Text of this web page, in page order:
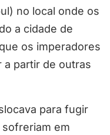
no local onde os
a cidade de
os imperadores
a partir de outras
para fugir
em